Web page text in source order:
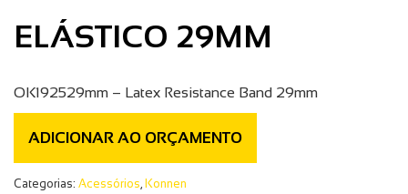
ELÁSTICO 29MM
OK192529mm – Latex Resistance Band 29mm
ADICIONAR AO ORÇAMENTO
Categorias: Acessórios Konnen